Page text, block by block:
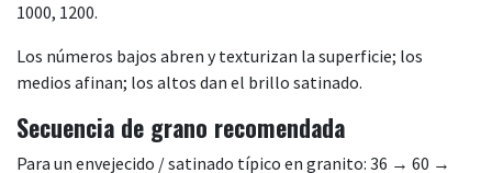
1000, 1200.
Los números bajos abren y texturizan la superficie; los
medios afinan; los altos dan el brillo satinado.
Secuencia de grano recomendada
Para un envejecido / satinado típico en granito: 36 → 60 →